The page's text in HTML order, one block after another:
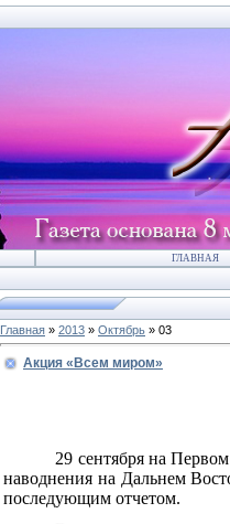
ГЛАВНАЯ
Главная » 2013 » Октябрь » 03
Акция «Всем миром»
29 сентября на
наводнения на Дальнем
последующим отчетом.